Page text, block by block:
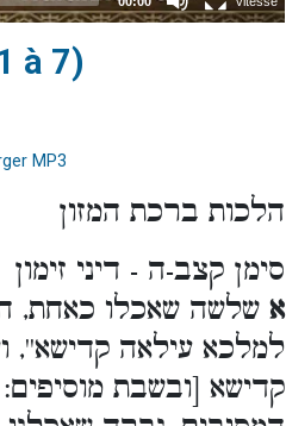
à 7)
MP3
הלכות ברכת המזון
סימן קצב-ה - דיני זימון
א שלשה שאכלו כאחת,
למלכא עילאה קדישא'',
קדישא [ובשבת